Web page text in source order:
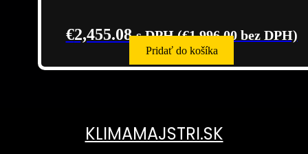
€2,455.08 s DPH (€1,996.00bez DPH)
Pridať do košíka
KLIMAMAJSTRI.SK